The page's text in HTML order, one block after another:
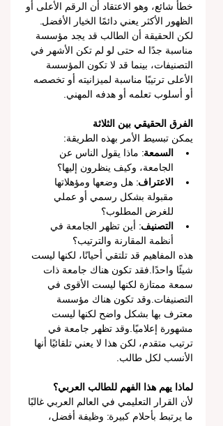
خطأ شائع، وهو الاعتقاد أن الرقم الأعلى أو
الظهور الأكثر يعني دائمًا الخيار الأفضل.
لكن الحقيقة أن الطالب قد يجد مؤسسة
مناسبة جدًا له حتى لو لم تكن الأشهر في
التصنيفات، بينما قد لا تكون المؤسسة
الأعلى ترتيبًا مناسبة لميزانيته أو تخصصه
أو أسلوب تعلمه أو هدفه المهني.
الفرق الحقيقي بين الثلاثة
يمكن تبسيط الأمر بهذه الطريقة:
السمعة: ماذا يقول الناس عن
الجامعة، وكيف ينظرون إليها؟
الاعتراف: هل وضعها ومؤهلاتها
مقبولة بشكل رسمي أو عملي
للغرض المطلوب؟
التصنيف: أين تظهر الجامعة في
أنظمة المقارنة والترتيب؟
هذه المفاهيم قد تلتقي أحيانًا، لكنها ليست
شيئًا واحدًا.فقد تكون هناك جامعة ذات
سمعة ممتازة لكنها ليست الأقوى في
التصنيفات.وقد تكون هناك مؤسسة
معترف بها بشكل واضح لكنها ليست
مشهورة إعلاميًا.وقد تظهر جامعة في
ترتيب متقدم، لكن هذا لا يعني تلقائيًا أنها
الأنسب لكل طالب.
لماذا يهم هذا الفهم للطالب العربي؟
لأن القرار التعليمي في العالم العربي غالبًا
ما يرتبط بأحلام كبيرة: وظيفة أفضل،